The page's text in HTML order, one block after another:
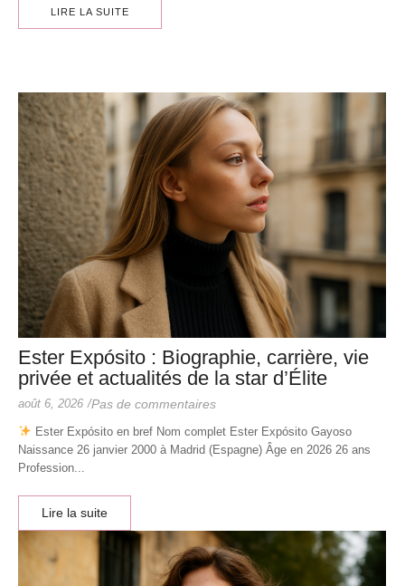
LIRE LA SUITE
Ester Expósito : Biographie, carrière, vie
privée et actualités de la star d’Élite
août 6, 2026 /Pas de commentaires
Ester Expósito en bref Nom complet Ester Expósito Gayoso
Naissance 26 janvier 2000 à Madrid (Espagne) Âge en 2026 26 ans
Profession...
Lire la suite